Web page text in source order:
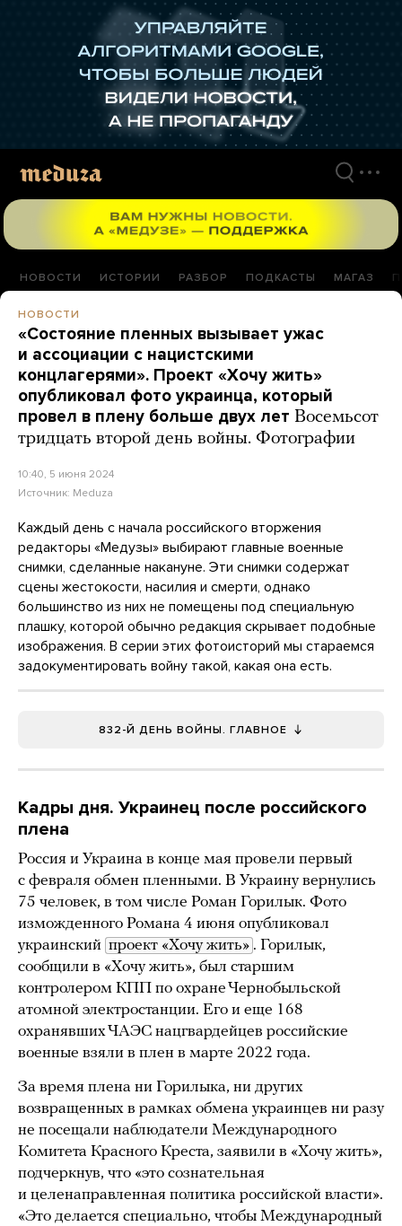
НОВОСТИ ИСТОРИИ РАЗБОР ПОДКАСТЫ МАГАЗ
НОВОСТИ
«Состояние пленных вызывает ужас
и ассоциации с нацистскими
концлагерями». Проект «Хочу жить»
опубликовал фото украинца, который
провел в плену больше двух лет Восемьсот
тридцать второй день войны. Фотографии
10:40, 5 июня 2024
Источник: Meduza
Каждый день с начала российского вторжения
редакторы «Медузы» выбирают главные военные
снимки, сделанные накануне. Эти снимки содержат
сцены жестокости, насилия и смерти, однако
большинство из них не помещены под специальную
плашку, которой обычно редакция скрывает подобные
изображения. В серии этих фотоисторий мы стараемся
задокументировать войну такой, какая она есть.
832-Й ДЕНЬ ВОЙНЫ. ГЛАВНОЕ
Кадры дня. Украинец после российского
плена
Россия и Украина в конце мая провели первый
с февраля обмен пленными. В Украину вернулись
75 человек, в том числе Роман Горилык. Фото
изможденного Романа 4 июня опубликовал
украинский проект «Хочу жить» . Горилык,
сообщили в «Хочу жить», был старшим
контролером КПП по охране Чернобыльской
атомной электростанции. Его и еще 168
охранявших ЧАЭС нацгвардейцев российские
военные взяли в плен в марте 2022 года.
За время плена ни Горилыка, ни других
возвращенных в рамках обмена украинцев ни разу
не посещали наблюдатели Международного
Комитета Красного Креста, заявили в «Хочу жить»,
подчеркнув, что «это сознательная
и целенаправленная политика российской власти».
«Это делается специально, чтобы Международный